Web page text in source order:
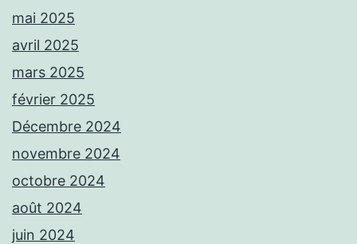
mai 2025
avril 2025
mars 2025
février 2025
Décembre 2024
novembre 2024
octobre 2024
août 2024
juin 2024